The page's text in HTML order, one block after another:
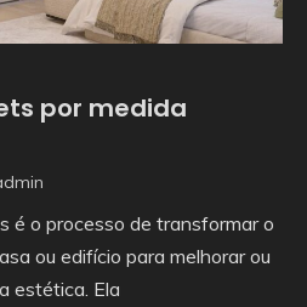
por medida
é o processo de transformar o
ou edifício para melhorar ou
estética. Ela